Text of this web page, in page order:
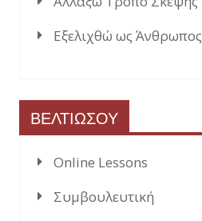
Εξελιχθώ ως Άνθρωπος
ΒΕΛΤΙΩΣΟΥ
Online Lessons
Συμβουλευτική